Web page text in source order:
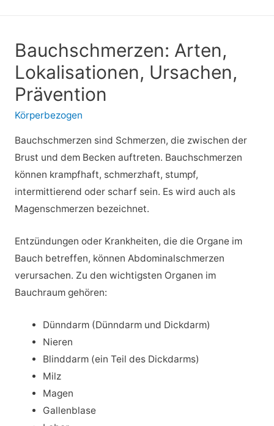
Bauchschmerzen: Arten,
Lokalisationen, Ursachen,
Prävention
Körperbezogen
Bauchschmerzen sind Schmerzen, die zwischen der
Brust und dem Becken auftreten. Bauchschmerzen
können krampfhaft, schmerzhaft, stumpf,
intermittierend oder scharf sein. Es wird auch als
Magenschmerzen bezeichnet.
Entzündungen oder Krankheiten, die die Organe im
Bauch betreffen, können Abdominalschmerzen
verursachen. Zu den wichtigsten Organen im
Bauchraum gehören:
Dünndarm (Dünndarm und Dickdarm)
Nieren
Blinddarm (ein Teil des Dickdarms)
Milz
Magen
Gallenblase